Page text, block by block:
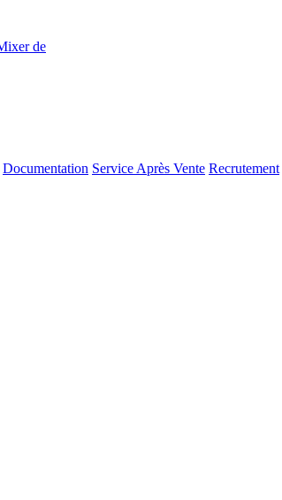
Documentation Service Après Vente Recrutement